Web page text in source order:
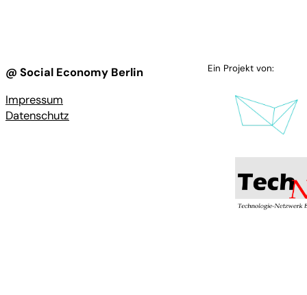
@ Social Economy Berlin
Impressum
Datenschutz
Ein Projekt von: